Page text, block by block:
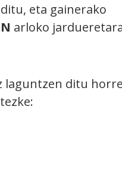
eta gainerako
arloko
laguntzen ditu